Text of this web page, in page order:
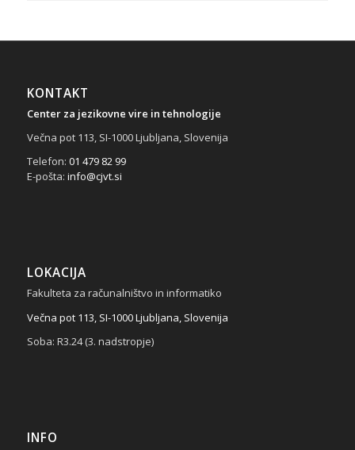
KONTAKT
Center za jezikovne vire in tehnologije
Večna pot 113, SI-1000 Ljubljana, Slovenija
Telefon: 01 479 82 99
E-pošta: info@cjvt.si
LOKACIJA
Fakulteta za računalništvo in informatiko
Večna pot 113, SI-1000 Ljubljana, Slovenija
Soba: R3.24 (3. nadstropje)
INFO